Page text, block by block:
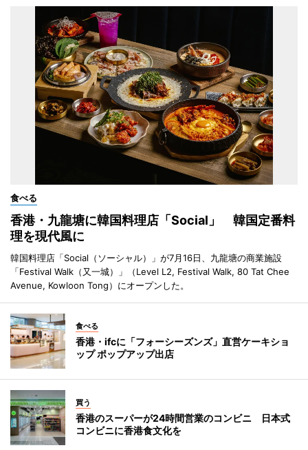
食べる
香港・九龍塘に韓国料理店「Social」 韓国定番料
理を現代風に
韓国料理店「Social（ソーシャル）」が7月16日、九龍塘の商業施設
「Festival Walk（又一城）」（Level L2, Festival Walk, 80 Tat Chee
Avenue, Kowloon Tong）にオープンした。
食べる
香港・ifcに「フォーシーズンズ」直営ケーキショ
ップ ポップアップ出店
買う
香港のスーパーが24時間営業のコンビニ 日本式
コンビニに香港食文化を